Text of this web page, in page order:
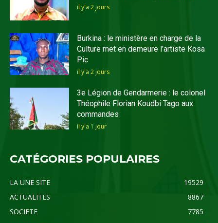
il y'a 2 jours
Burkina : le ministère en charge de la
Culture met en demeure l’artiste Kosa
Pic
il y'a 2 jours
3e Légion de Gendarmerie : le colonel
Théophile Florian Koudbi Tago aux
commandes
il y'a 1 jour
CATÉGORIES POPULAIRES
LA UNE SITE
19529
ACTUALITES
8867
SOCIETE
7785